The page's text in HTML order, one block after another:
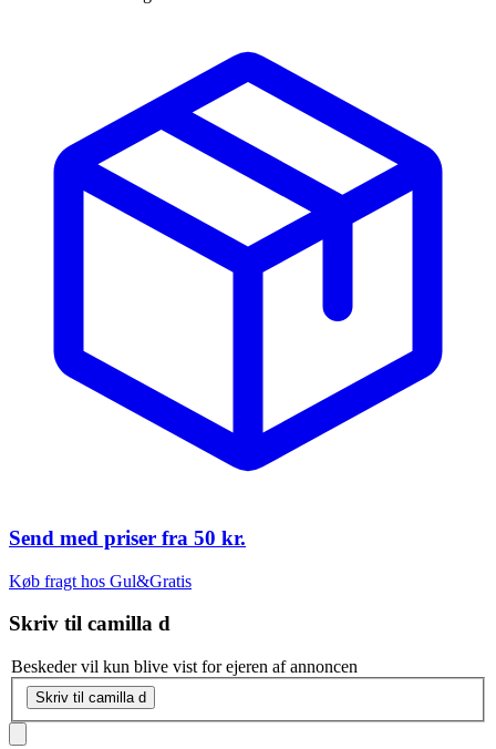
Send med priser fra 50 kr.
Køb fragt hos Gul&Gratis
Skriv til camilla d
Beskeder vil kun blive vist for ejeren af annoncen
Skriv til camilla d